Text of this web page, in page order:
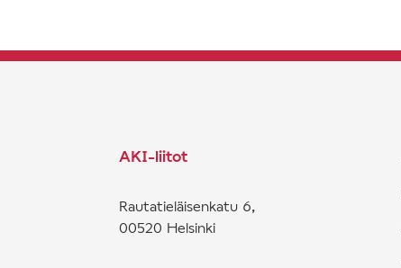
AKI-liitot
Rautatieläisenkatu 6,
00520 Helsinki